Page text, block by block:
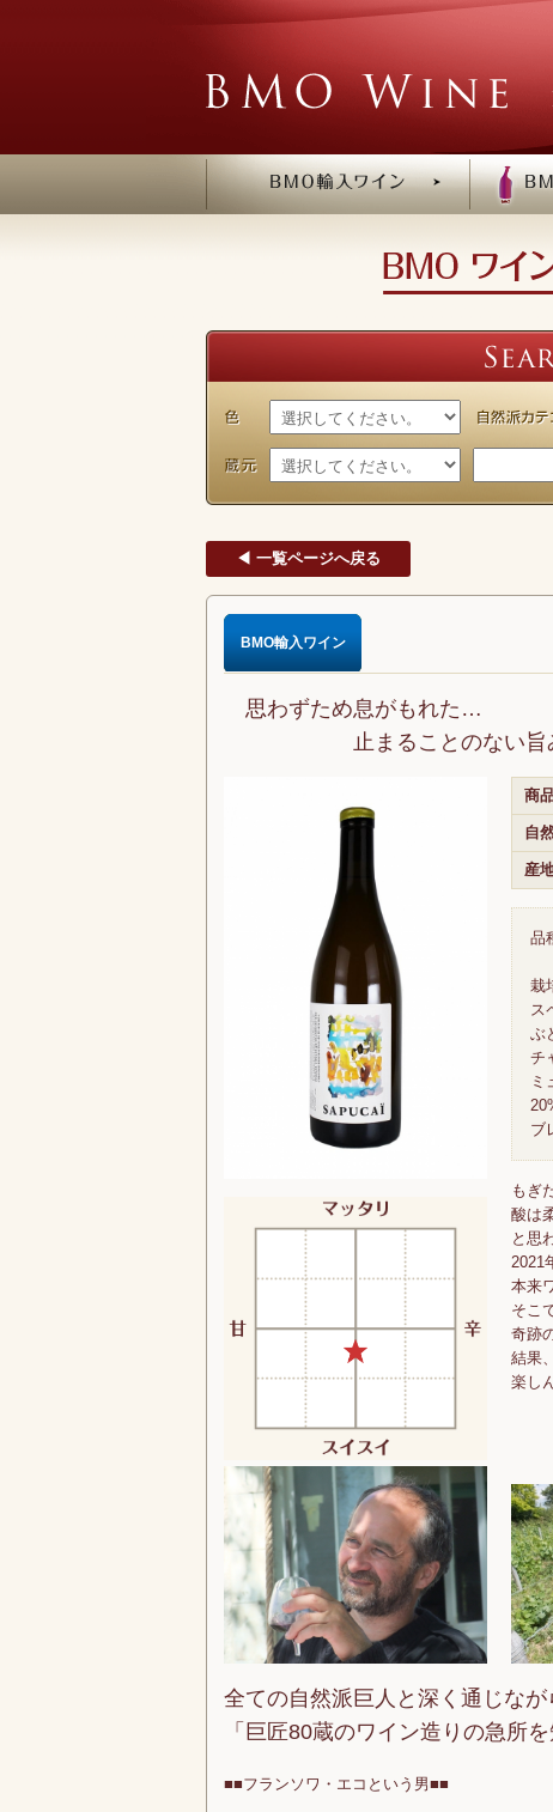
◀ 一覧ページへ戻る
BMO輸入ワイン
思わずため息がもれた…
止まることのない旨み
商
自
産
品
栽
ス
ぶ
チ
ミ
ブ
もぎ
酸は
と思
2021
本来
そこ
奇跡
結果
楽し
全ての自然派巨人と深く通じなが
「巨匠80蔵のワイン造りの急所
■■フランソワ・エコという男■■